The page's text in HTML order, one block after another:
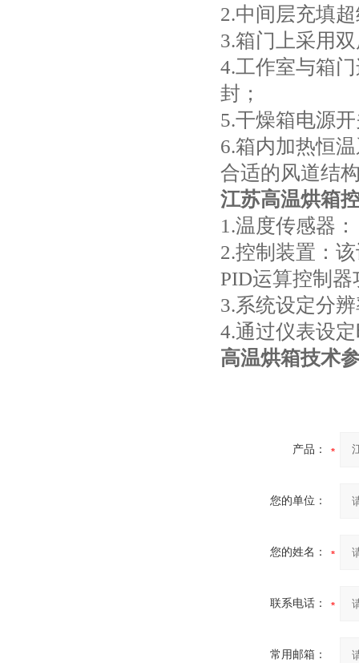
2.中间层充填
3.箱门上采用
4.工作室与箱
封；
5.干燥箱电源
6.箱内加热恒
合适的风道结
江苏高温烘箱
1.温度传感器
2.控制装置：
PID运算控制器
3.系统设定分
4.通过仪表设
高温烘箱技术
产品：
您的单位：
您的姓名：
联系电话：
常用邮箱：